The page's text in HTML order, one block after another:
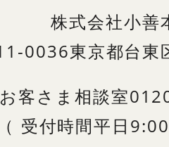
株式会社小善
0036東京都台
お客さま相談室
（ 受付時間平日